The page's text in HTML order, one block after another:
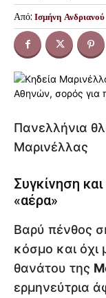
Από: Ισμήνη Ανδριανού
Πανελλήνια
Μαρινέλλας
Συγκίνηση
«αέρα»
Βαρύ πένθος
κόσμο και όχι
θανάτου της
ερμηνεύτρια